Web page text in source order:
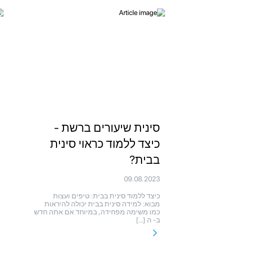
סינית שיעורים ברשת -
כיצד ללמוד כראוי סינית
בבית?
09.08.2023
כיצד ללמוד סינית בבית: טיפים ועצות
מבוא: למידה סינית בבית יכולה להיראות
כמו משימה מפחידה, במיוחד אם אתה חדש
ב- ה […]